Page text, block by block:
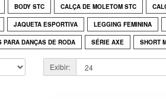
BODY STC CALÇA DE MOLETOM STC
JAQUETA ESPORTIVA LEGGING FEMININA
PARA DANÇAS DE RODA SÉRIE AXE SHORT
Exibir: